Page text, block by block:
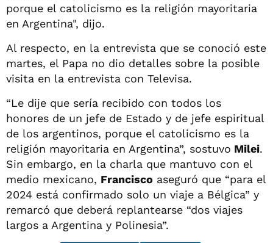
porque el catolicismo es la religión mayoritaria
en Argentina", dijo.
Al respecto, en la entrevista que se conoció este
martes, el Papa no dio detalles sobre la posible
visita en la entrevista con Televisa.
“Le dije que sería recibido con todos los
honores de un jefe de Estado y de jefe espiritual
de los argentinos, porque el catolicismo es la
religión mayoritaria en Argentina”, sostuvo Milei.
Sin embargo, en la charla que mantuvo con el
medio mexicano, Francisco aseguró que “para el
2024 está confirmado solo un viaje a Bélgica” y
remarcó que deberá replantearse “dos viajes
largos a Argentina y Polinesia”.